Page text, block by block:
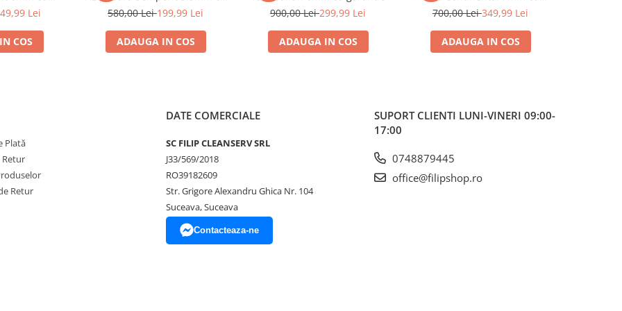
și se oferă doar pentru
sau retur pentru garanție,
Dacă se returnează un alt
primirii mesajelor.
Lei
COS
garantie
580,00 Lei199,99 Lei
ADAUGA IN COS
900,00 Lei299,99 Lei
ADAUGA IN COS
garantie
700,00 Lei349,99 Lei
ADAUGA IN COS
Plată
Retur
Retur
DATE COMERCIALE
SC FILIP CLEANSERV SRL
J33/569/2018
RO39182609
Str. Grigore Alexandru Ghica Nr. 104
Suceava, Suceava
Contacteaza-ne
SUPORT CLIENTI LUNI-VINERI 09:00-
17:00
0748879445
office@filipshop.ro